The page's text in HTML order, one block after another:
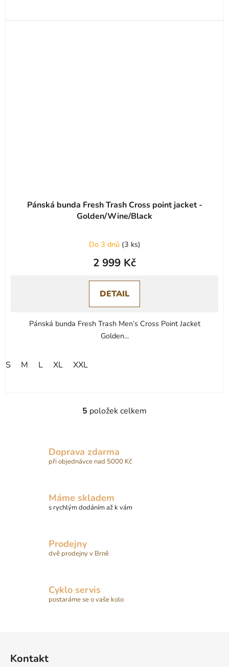
Pánská bunda Fresh Trash Cross point jacket -
Golden/Wine/Black
Do 3 dnů (3 ks)
2 999 Kč
DETAIL
Pánská bunda Fresh Trash Men’s Cross Point Jacket
Golden...
S M L XL XXL
O
á
d
í
p
i
5 položek celkem
Doprava zdarma
při objednávce nad 5000 Kč
Máme skladem
s rychlým dodáním až k vám
Prodejny
dvě prodejny v Brně
Cyklo servis
postaráme se o vaše kolo
Kontakt